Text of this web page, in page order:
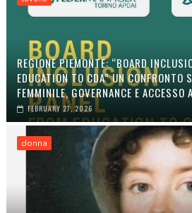
REGIONE PIEMONTE: “BOARD
EDUCATION TO CDA” UN CONFRONTO
FEMMINILE, GOVERNANCE E ACCESSO
FEBRUARY 27, 2026
donna